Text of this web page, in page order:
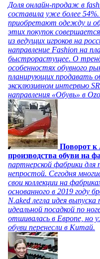
Доля онлайн-продаж в
составила уже более
приобретают одежду и
этих покупок
из ведущих игроков на
направление Fashion на
быстрорастущее. О
особенностях обувного
планирующих продавать
эксклюзивном интервью
направления «Обувь» в
Поворот к
производства обуви на
партнерской фабрики для
непростой. Сегодня
свои коллекции на
основанного в 2019 году
N.aked легла идея
идеальной посадкой по
отшивалась в Европе, но
обуви перенесли в Китай.